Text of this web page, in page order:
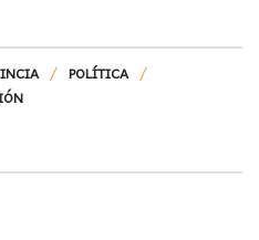
POLÍTICA